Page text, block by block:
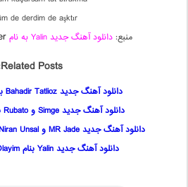
de derdim de aşktır
منبع: دانلود آهنگ جدید Yalin به نام
Related Posts:
دانلود آهنگ جدید Bahadir Tatlioz بنام Caresi Nerede
دانلود آهنگ جدید Simge و Rubato بنام Kal Benim Icin
دانلود آهنگ جدید MR Jade و Niran Unsal بنام Ask Benim Neyime
دانلود آهنگ جدید Yalin بنام Sensiz Ben Ne Olayim